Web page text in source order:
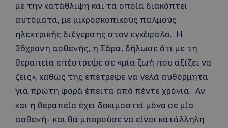
με την κατάθλιψη και τα οποία διακόπτει
αυτόματα, με μικροσκοπικούς παλμούς
ηλεκτρικής διέγερσης στον εγκέφαλο. Η
36χρονη ασθενής, η Σάρα, δήλωσε ότι με τη
θεραπεία επέστρεψε σε «μία ζωή που αξίζει να
ζεις», καθώς της επέτρεψε να γελά αυθόρμητα
για πρώτη φορά έπειτα από πέντε χρόνια. Αν
και η θεραπεία έχει δοκιμαστεί μόνο σε μία
ασθενή- και θα μπορούσε να είναι κατάλληλη